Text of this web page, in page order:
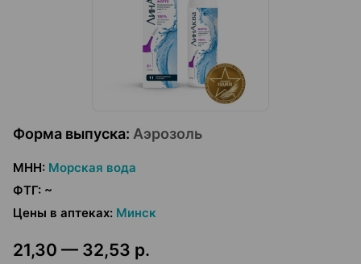
Форма выпуска: Аэрозоль
МНН: Морская вода
ФТГ: ~
Цены в аптеках: Минск
21,30 — 32,53 р.